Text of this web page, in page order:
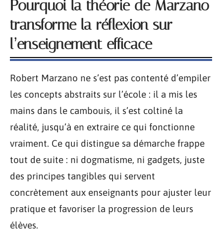
Pourquoi la théorie de Marzano
transforme la réflexion sur
l’enseignement efficace
Robert Marzano ne s’est pas contenté d’empiler
les concepts abstraits sur l’école : il a mis les
mains dans le cambouis, il s’est coltiné la
réalité, jusqu’à en extraire ce qui fonctionne
vraiment. Ce qui distingue sa démarche frappe
tout de suite : ni dogmatisme, ni gadgets, juste
des principes tangibles qui servent
concrètement aux enseignants pour ajuster leur
pratique et favoriser la progression de leurs
élèves.